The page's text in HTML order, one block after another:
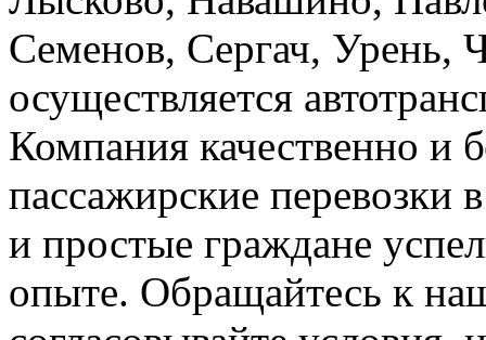
Семенов, Сергач, Урень,
осуществляется
Компания качественно и
пассажирские
и простые граждане
опыте. Обращайтесь к